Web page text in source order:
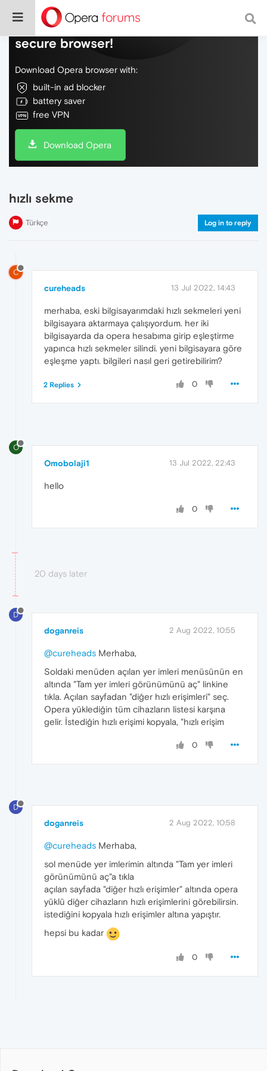
Do more on the web, with a fast and
secure browser!
Download Opera browser with:
built-in ad blocker
battery saver
free VPN
Download Opera
hızlı sekme
Türkçe Log in to reply
C
cureheads 13 Jul 2022, 14:43
merhaba, eski bilgisayarımdaki hızlı sekmeleri yeni
bilgisayara aktarmaya çalışıyordum. her iki
bilgisayarda da opera hesabıma girip eşleştirme
yapınca hızlı sekmeler silindi. yeni bilgisayara göre
eşleşme yaptı. bilgileri nasıl geri getirebilirim?
0
2 Replies
O
Omobolaji1 13 Jul 2022, 22:43
hello
0
20 days later
D
doganreis 2 Aug 2022, 10:55
@cureheads Merhaba,
Soldaki menüden açılan yer imleri menüsünün en
altında "Tam yer imleri görünümünü aç" linkine
tıkla. Açılan sayfadan "diğer hızlı erişimleri" seç.
Opera yüklediğin tüm cihazların listesi karşına
gelir. İstediğin hızlı erişimi kopyala, "hızlı erişim
0
D
doganreis 2 Aug 2022, 10:58
@cureheads Merhaba,
sol menüde yer imlerimin altında "Tam yer imleri
görünümünü aç"a tıkla
açılan sayfada "diğer hızlı erişimler" altında opera
yüklü diğer cihazların hızlı erişimlerini görebilirsin.
istediğini kopyala hızlı erişimler altına yapıştır.
hepsi bu kadar
0